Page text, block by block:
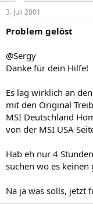
3. Juli 2001
Problem gelöst
@Sergy
Danke für dein Hilfe!
Es lag wirklich an
mit den Original
MSI Deutschland
von der MSI USA
Hab eh nur 4
suchen wo es keinen
Na ja was solls, jetzt